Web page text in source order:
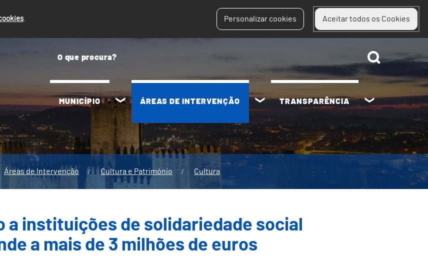
. Personalizar cookies Aceitar todos os Cookies
MUNICÍPIO ÁREAS DE INTERVENÇÃO TRANSPARÊNCIA
Áreas de Intervenção Cultura e Património Cultura
a instituições de solidariedade social
a mais de 3 milhões de euros